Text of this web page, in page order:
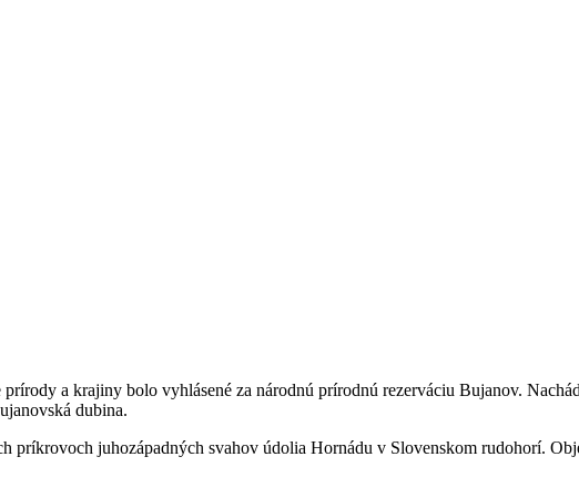
a krajiny bolo vyhlásené za národnú prírodnú rezerváciu Bujanov.
dubina.
príkrovoch juhozápadných svahov údolia Hornádu v Slovenskom rudohorí.